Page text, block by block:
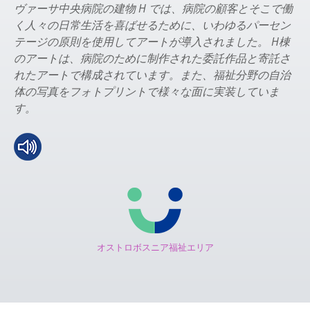
ヴァーサ中央病院の建物 H では、病院の顧客とそこで働
く人々の日常生活を喜ばせるために、いわゆるパーセン
テージの原則を使用してアートが導入されました。 H棟
のアートは、病院のために制作された委託作品と寄託さ
れたアートで構成されています。また、福祉分野の自治
体の写真をフォトプリントで様々な面に実装していま
す。
オストロボスニア福祉エリア